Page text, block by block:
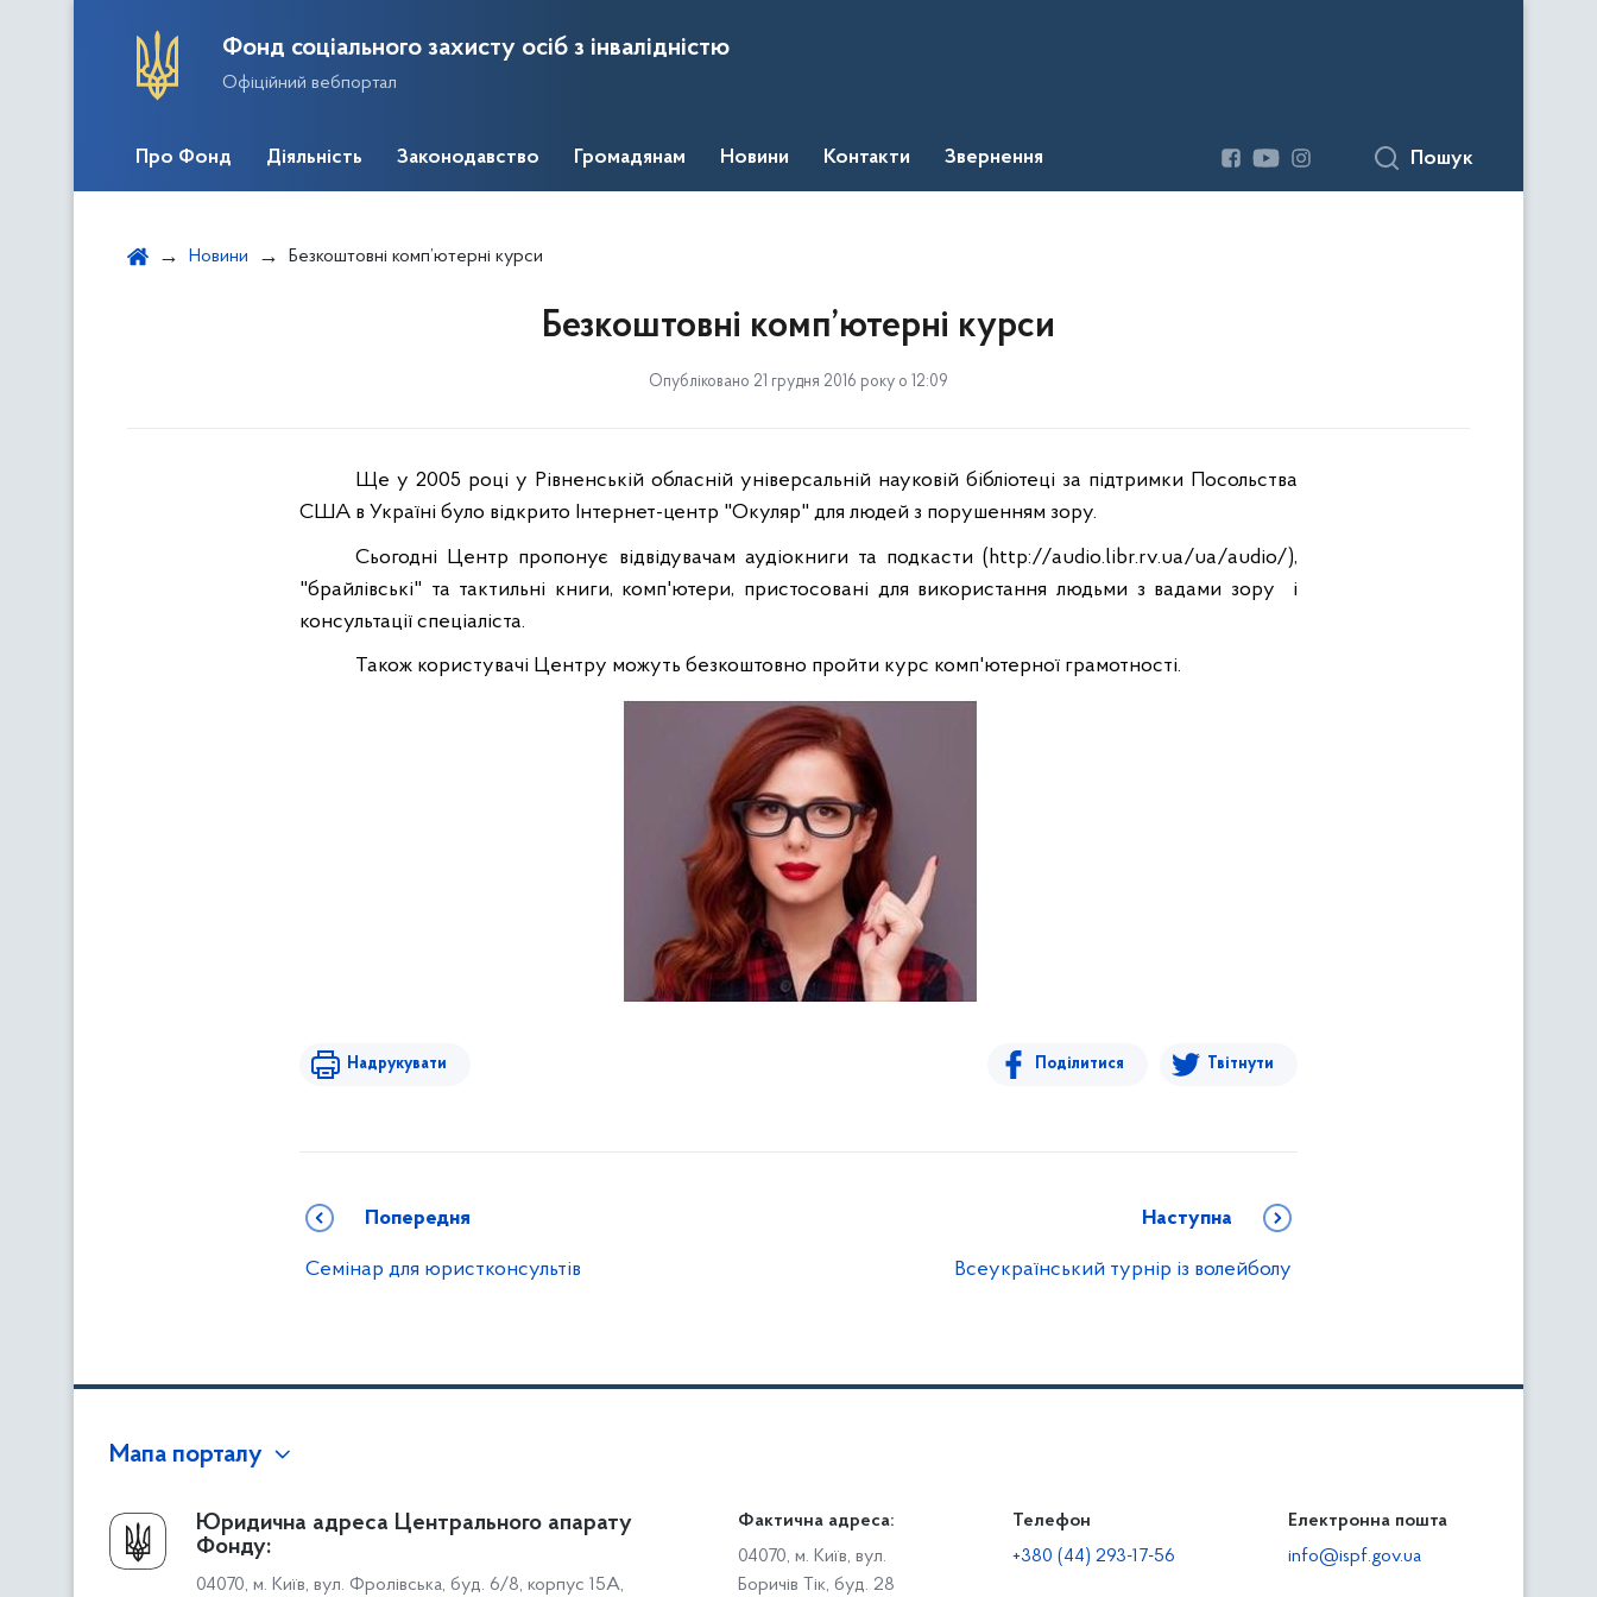
Фонд соціального захисту осіб з інвалідністю
Офіційний вебпортал
Про Фонд Діяльність Законодавство Громадянам Новини Контакти Звернення Пошук
Новини Безкоштовні комп’ютерні курси
Безкоштовні комп’ютерні курси
Опубліковано 21 грудня 2016 року о 12:09
Ще у 2005 році у Рівненській обласній універсальній науковій бібліотеці за підтримки Посольства
США в Україні було відкрито Інтернет-центр "Окуляр" для людей з порушенням зору.
Сьогодні Центр пропонує відвідувачам аудіокниги та подкасти (http://audio.libr.rv.ua/ua/audio/),
"брайлівські" та тактильні книги, комп'ютери, пристосовані для використання людьми з вадами зору
і
консультації спеціаліста.
Також користувачі Центру можуть безкоштовно пройти курс комп'ютерної грамотності.
Надрукувати Поділитися Твітнути
Попередня
Семінар для юристконсультів
Наступна
Всеукраїнський турнір із волейболу
Мапа порталу
Про Фонд
Керівництво
Структура Фонду
Громадянам
Доступ до публічної інформації
Звіти щодо роботи із запитами на отримання публічної
Діяльність
Роботодавцям
Юридична адреса Центрального апарату
Фонду:
04070, м. Київ, вул. Фролівська, буд. 6/8, корпус 15А,
Фактична адреса:
04070, м. Київ, вул.
Боричів Тік, буд. 28
Телефон
+380 (44) 293-17-56
Електронна пошта
info@ispf.gov.ua